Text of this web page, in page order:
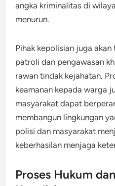
angka kriminalitas di
menurun.
Pihak kepolisian juga
patroli dan pengawasan
rawan tindak kejahatan.
keamanan kepada warga
masyarakat dapat
membangun lingkungan
polisi dan masyarakat
keberhasilan menjaga
Proses Hukum